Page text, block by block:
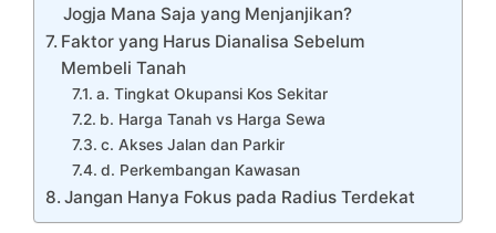
Jogja Mana Saja yang Menjanjikan?
Faktor yang Harus Dianalisa Sebelum
Membeli Tanah
a. Tingkat Okupansi Kos Sekitar
b. Harga Tanah vs Harga Sewa
c. Akses Jalan dan Parkir
d. Perkembangan Kawasan
Jangan Hanya Fokus pada Radius Terdekat